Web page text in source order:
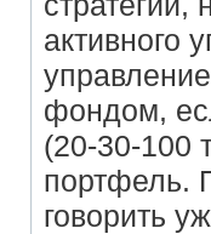
активного
фондом,
(20-30-100
портфель.
говорить